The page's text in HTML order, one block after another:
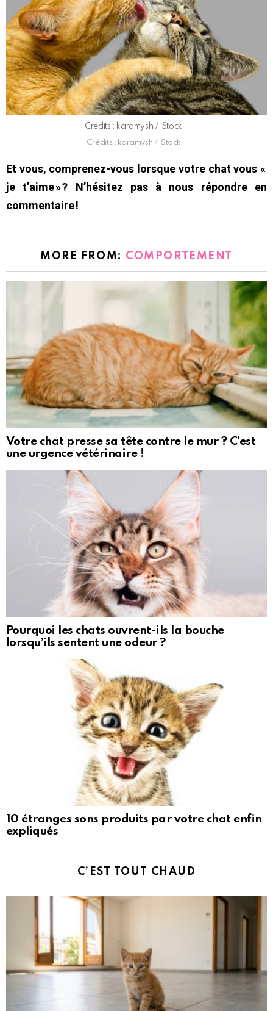
Crédits : karamysh / iStock
Crédits : karamysh / iStock
Et vous, comprenez-vous lorsque votre chat vous «
je t’aime » ? N’hésitez pas à nous répondre en
commentaire !
MORE FROM: COMPORTEMENT
Votre chat presse sa tête contre le mur ? C’est
une urgence vétérinaire !
Pourquoi les chats ouvrent-ils la bouche
lorsqu’ils sentent une odeur ?
10 étranges sons produits par votre chat enfin
expliqués
C’EST TOUT CHAUD